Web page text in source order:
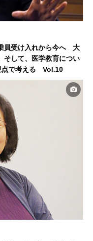
員受け入れから今へ 大
そして、医学教育につい
点で考える Vol.10